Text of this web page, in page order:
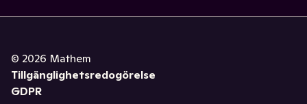
© 2026 Mathem
Tillgänglighetsredogörelse
GDPR